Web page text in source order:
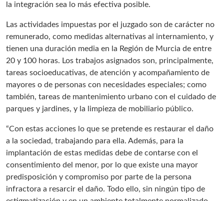
la integración sea lo más efectiva posible.
Las actividades impuestas por el juzgado son de carácter no
remunerado, como medidas alternativas al internamiento, y
tienen una duración media en la Región de Murcia de entre
20 y 100 horas. Los trabajos asignados son, principalmente,
tareas socioeducativas, de atención y acompañamiento de
mayores o de personas con necesidades especiales; como
también, tareas de mantenimiento urbano con el cuidado de
parques y jardines, y la limpieza de mobiliario público.
“Con estas acciones lo que se pretende es restaurar el daño
a la sociedad, trabajando para ella. Además, para la
implantación de estas medidas debe de contarse con el
consentimiento del menor, por lo que existe una mayor
predisposición y compromiso por parte de la persona
infractora a resarcir el daño. Todo ello, sin ningún tipo de